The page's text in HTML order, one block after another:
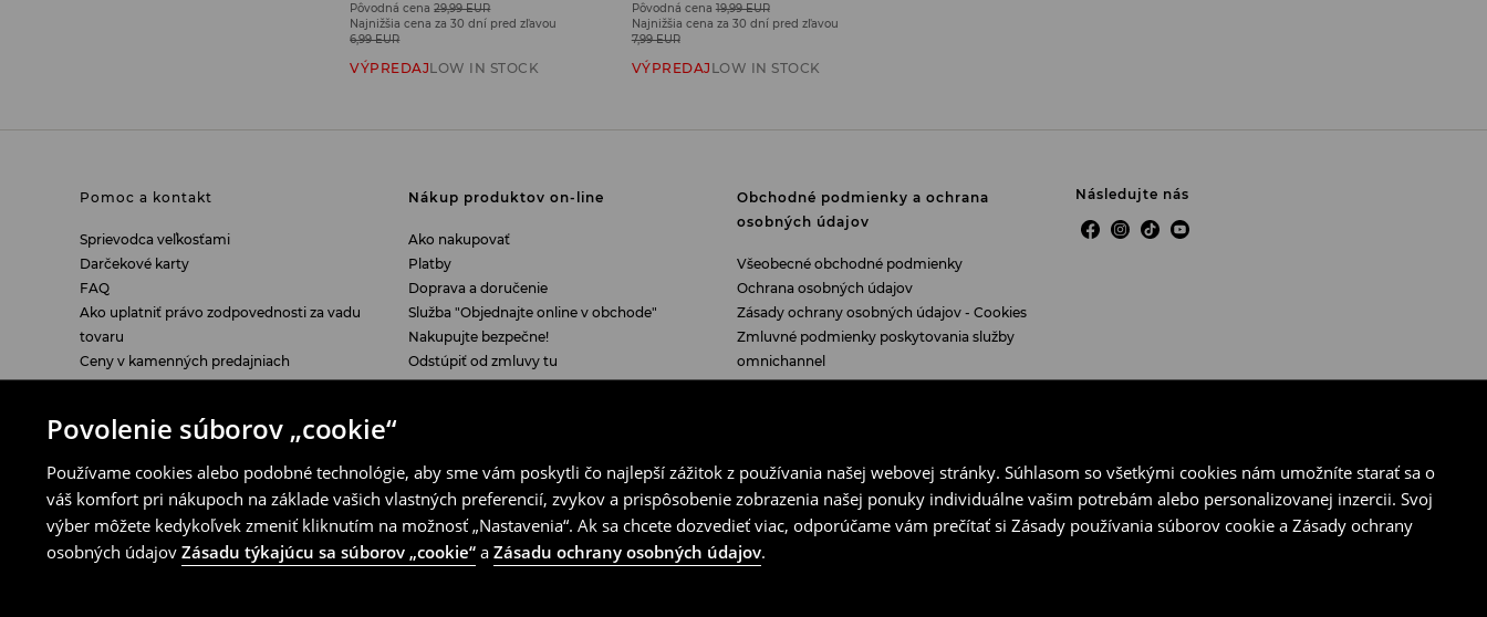
Povolenie súborov „cookie“
Používame cookies alebo podobné technológie, aby sme vám poskytli čo najlepší zážitok z používania našej webovej stránky. Súhlasom so všetkými cookies nám umožníte starať sa o
váš komfort pri nákupoch na základe vašich vlastných preferencií, zvykov a prispôsobenie zobrazenia našej ponuky individuálne vašim potrebám alebo personalizovanej inzercii. Svoj
výber môžete kedykoľvek zmeniť kliknutím na možnosť „Nastavenia“. Ak sa chcete dozvedieť viac, odporúčame vám prečítať si Zásady používania súborov cookie a Zásady ochrany
osobných údajov Zásadu týkajúcu sa súborov „cookie“ a Zásadu ochrany osobných údajov.
Pôvodná cena 29,99 EUR
Najnižšia cena za 30 dní pred zľavou
6,99 EUR
VÝPREDAJLOW IN STOCK
Pôvodná cena 19,99 EUR
Najnižšia cena za 30 dní pred zľavou
7,99 EUR
VÝPREDAJ LOW IN STOCK
Pomoc a kontakt
Sprievodca veľkosťami
Darčekové karty
FAQ
Ako uplatniť právo zodpovednosti za vadu
tovaru
Ceny v kamenných predajniach
Kamenné obchody
Nákup produktov on-line
Ako nakupovať
Platby
Doprava a doručenie
Služba "Objednajte online v obchode"
Nakupujte bezpečne!
Odstúpiť od zmluvy tu
Obchodné podmienky a ochrana
osobných údajov
Všeobecné obchodné podmienky
Ochrana osobných údajov
Zásady ochrany osobných údajov - Cookies
Zmluvné podmienky poskytovania služby
omnichannel
Nastavenie cookie
Právne záležitosti
Odstúpenie spotrebiteľa od zmluvy
Formulár na odstúpenie od zmluvy
Vyhlásenie o zhode EÚ
Informácie o digitálnej dostupnosti
O nás
Blog House
Kariéra
Následujte nás